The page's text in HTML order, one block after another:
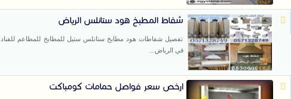
شفاط المطبخ هود ستانلس الرياض
تفصيل شفاطات هود مطابخ ستانلس ستيل للمطابخ للمطاعم
في الرياض...
ارخص سعر فواصل حمامات كومباكت